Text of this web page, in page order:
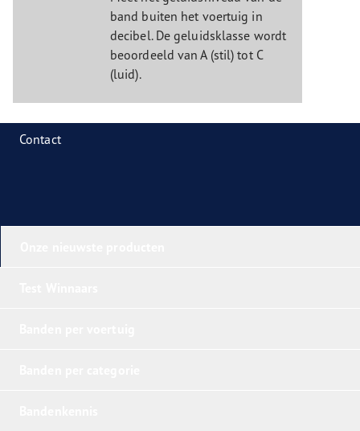
band buiten het voertuig in
decibel. De geluidsklasse wordt
beoordeeld van A (stil) tot C
(luid).
Contact